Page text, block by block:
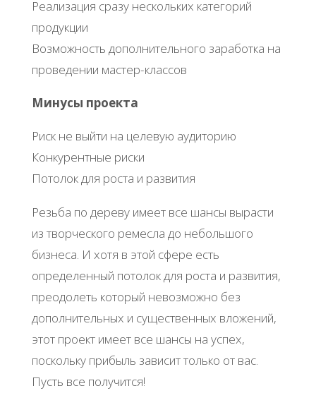
Реализация сразу нескольких категорий
продукции
Возможность дополнительного заработка на
проведении мастер-классов
Минусы проекта
Риск не выйти на целевую аудиторию
Конкурентные риски
Потолок для роста и развития
Резьба по дереву имеет все шансы вырасти
из творческого ремесла до небольшого
бизнеса. И хотя в этой сфере есть
определенный потолок для роста и развития,
преодолеть который невозможно без
дополнительных и существенных вложений,
этот проект имеет все шансы на успех,
поскольку прибыль зависит только от вас.
Пусть все получится!